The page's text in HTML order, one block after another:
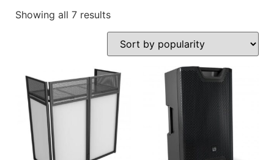
Showing all 7 results